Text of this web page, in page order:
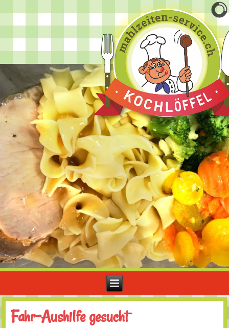
Fahr-Aushilfe gesucht